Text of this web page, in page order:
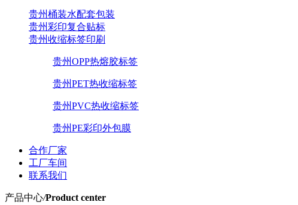
贵州桶装水配套包装
贵州彩印复合贴标
贵州收缩标签印刷
贵州OPP热熔胶标签
贵州PET热收缩标签
贵州PVC热收缩标签
贵州PE彩印外包膜
合作厂家
工厂车间
联系我们
产品中心/Product center